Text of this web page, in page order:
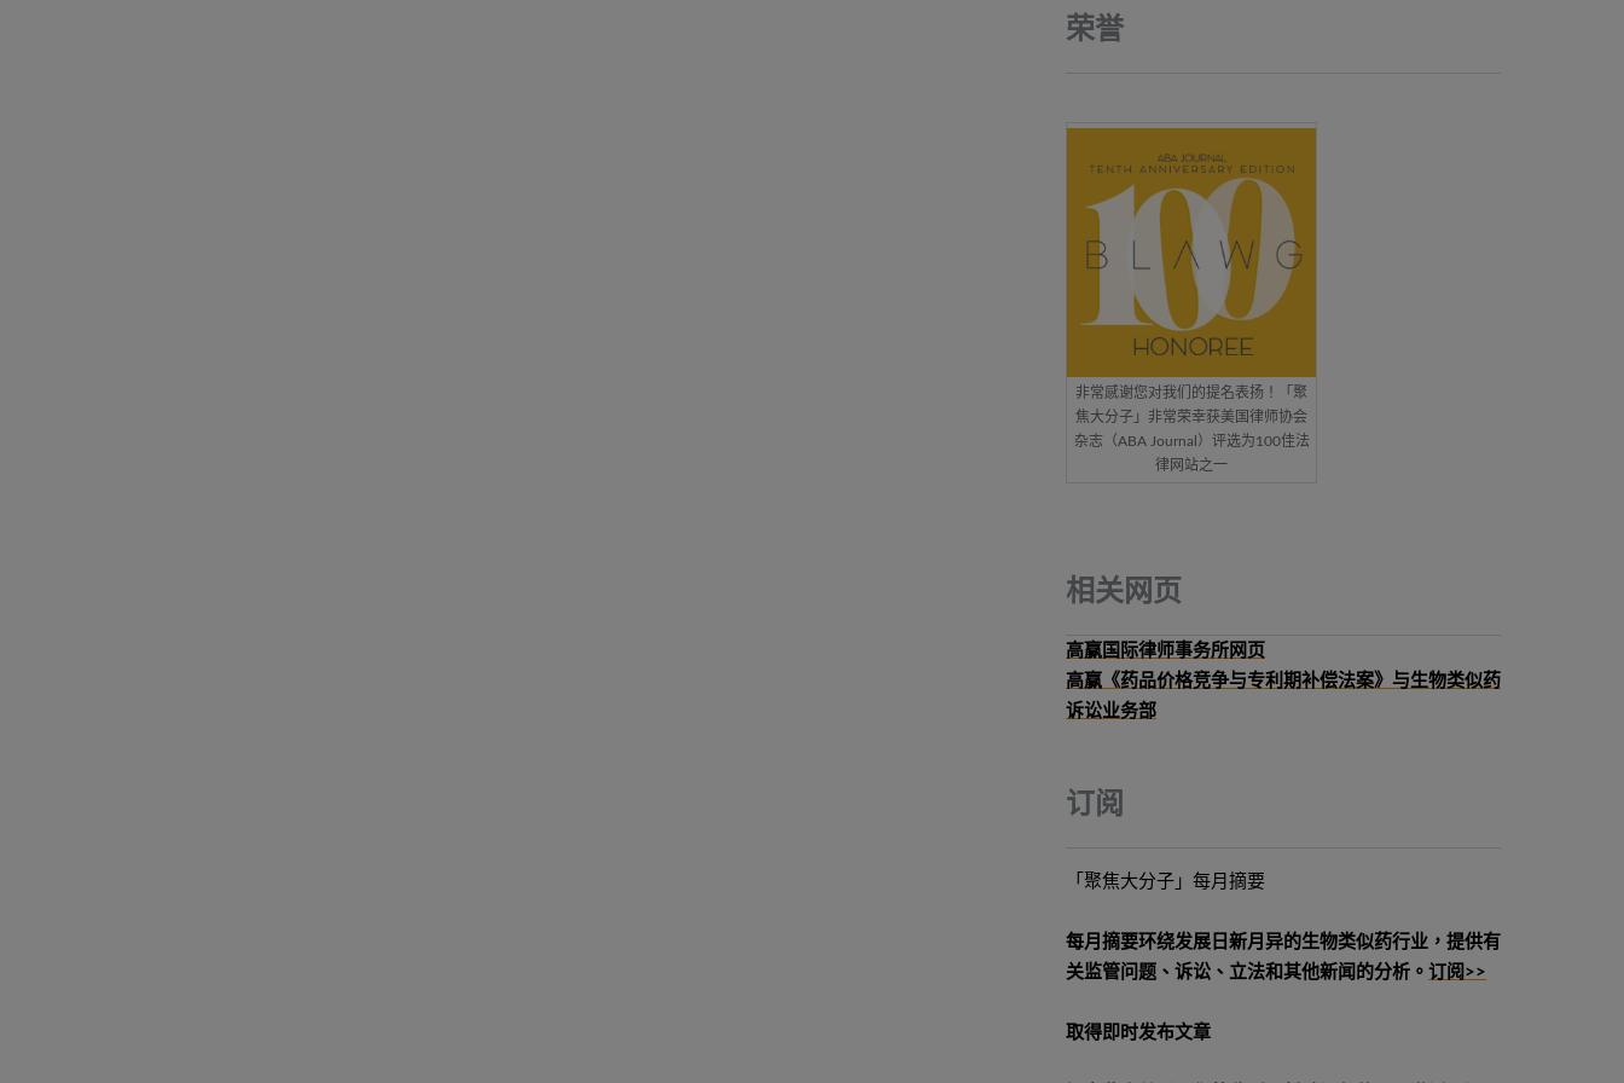
荣誉
非常感谢您对我们的提名表扬！「聚
焦大分子」非常荣幸获美国律师协会
杂志（ABA Journal）评选为100佳法
律网站之一
相关网页
高赢国际律师事务所网页
高赢《药品价格竞争与专利期补偿法案》与生物类似药
诉讼业务部
订阅
「聚焦大分子」每月摘要
每月摘要环绕发展日新月异的生物类似药行业，提供有
关监管问题、诉讼、立法和其他新闻的分析。 订阅>>
取得即时发布文章